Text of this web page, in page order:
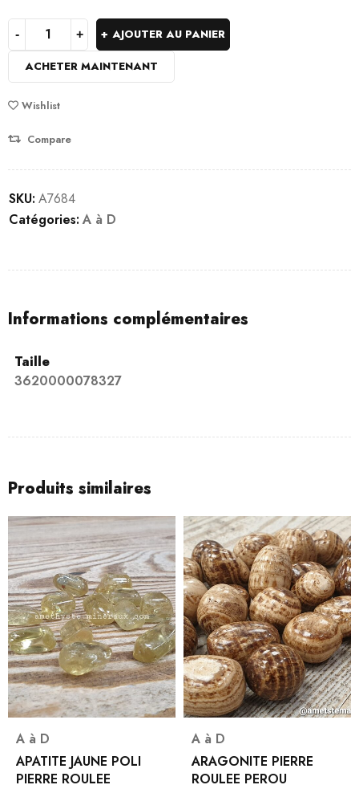
AJOUTER AU PANIER
ACHETER MAINTENANT
Wishlist
Compare
SKU: A7684
Catégories: A à D
Informations complémentaires
Taille
3620000078327
Produits similaires
A à D
APATITE JAUNE POLI
PIERRE ROULEE
A à D
ARAGONITE PIERRE
ROULEE PEROU